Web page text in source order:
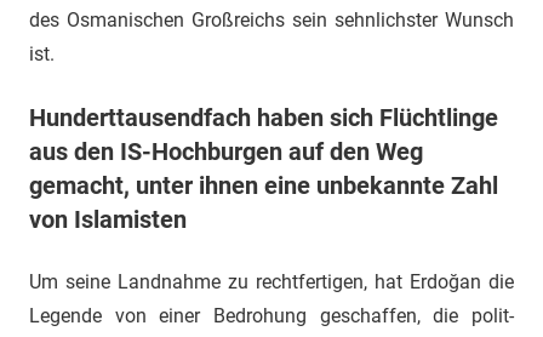
des Osmanischen Großreichs sein sehnlichster Wunsch
ist.
Hunderttausendfach haben sich Flüchtlinge
aus den IS-Hochburgen auf den Weg
gemacht, unter ihnen eine unbekannte Zahl
von Islamisten
Um seine Landnahme zu rechtfertigen, hat Erdoğan die
Legende von einer Bedrohung geschaffen, die polit-